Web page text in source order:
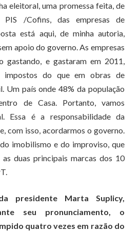
eleitoral, uma promessa feita, de
PIS /Cofins, das empresas de
está aqui, de minha autoria,
apoio do governo. As empresas
gastando, e gastaram em 2011,
impostos do que em obras de
Um país onde 48% da população
de Casa. Portanto, vamos
Essa é a responsabilidade da
com isso, acordarmos o governo.
imobilismo e do improviso, que
duas principais marcas dos 10
presidente Marta Suplicy,
seu pronunciamento, o
quatro vezes em razão do